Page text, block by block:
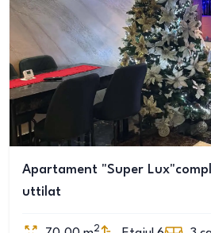
Apartament "Super
uttilat
2